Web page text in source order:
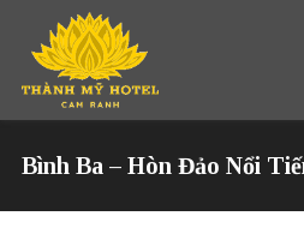
Bình Ba – Hòn Đảo Nổi